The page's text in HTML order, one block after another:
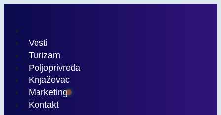
садржај
Vesti
Turizam
Poljoprivreda
Knjaževac
Marketing
Kontakt